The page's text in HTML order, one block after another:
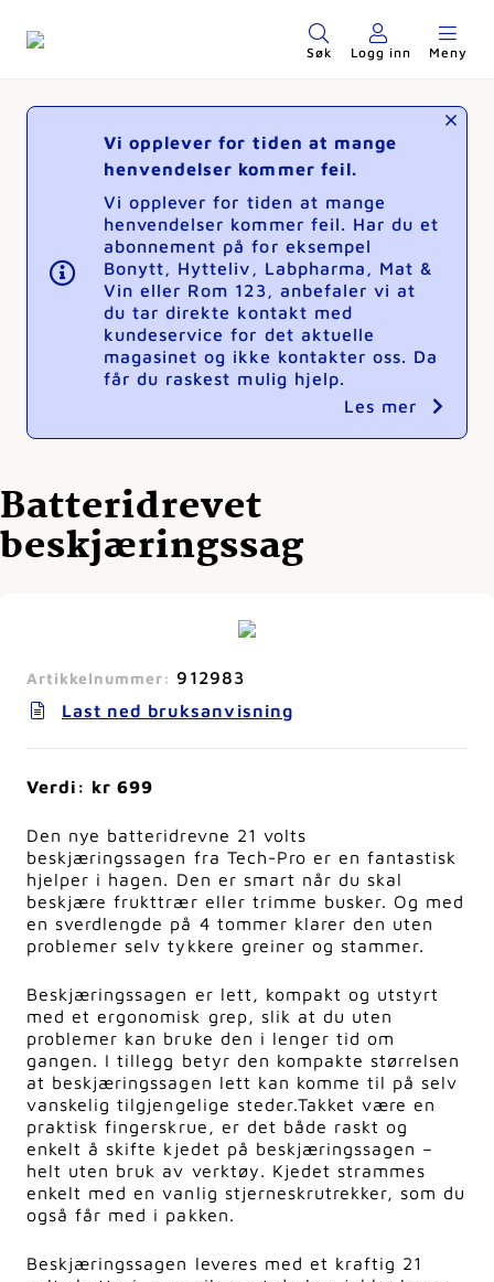
Søk Logg inn Meny
Vi opplever for tiden at mange
henvendelser kommer feil.
Vi opplever for tiden at mange
henvendelser kommer feil. Har du et
abonnement på for eksempel
Bonytt, Hytteliv, Labpharma, Mat &
Vin eller Rom 123, anbefaler vi at
du tar direkte kontakt med
kundeservice for det aktuelle
magasinet og ikke kontakter oss. Da
får du raskest mulig hjelp.
Les mer
Batteridrevet
beskjæringssag
Artikkelnummer: 912983
Last ned bruksanvisning
Verdi: kr 699
Den nye batteridrevne 21 volts
beskjæringssagen fra Tech-Pro er en fantastisk
hjelper i hagen. Den er smart når du skal
beskjære frukttrær eller trimme busker. Og med
en sverdlengde på 4 tommer klarer den uten
problemer selv tykkere greiner og stammer.
Beskjæringssagen er lett, kompakt og utstyrt
med et ergonomisk grep, slik at du uten
problemer kan bruke den i lenger tid om
gangen. I tillegg betyr den kompakte størrelsen
at beskjæringssagen lett kan komme til på selv
vanskelig tilgjengelige steder.Takket være en
praktisk fingerskrue, er det både raskt og
enkelt å skifte kjedet på beskjæringssagen –
helt uten bruk av verktøy. Kjedet strammes
enkelt med en vanlig stjerneskrutrekker, som du
også får med i pakken.
Beskjæringssagen leveres med et kraftig 21